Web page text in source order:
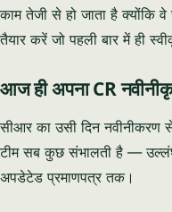
काम तेजी से हो जाता है क्योंकि
तैयार करें जो पहली बार में ही
आज ही अपना CR
सीआर का उसी दिन नवीनीकरण
टीम सब कुछ संभालती है —
अपडेटेड प्रमाणपत्र तक।